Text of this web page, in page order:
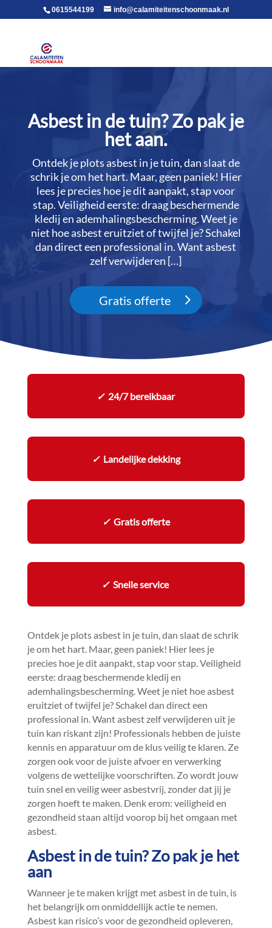
voor in de body0615544199 info@calamiteitenschoonmaak.nl
Asbest in de tuin? Zo pak je
het aan.​
Ontdek je plots asbest in je tuin, dan slaat de
schrik je om het hart.​ Maar, geen paniek! Hier
lees je precies hoe je dit aanpakt, stap voor
stap.​ Veiligheid eerste: draag beschermende
kledij en ademhalingsbescherming.​ Weet je
niet hoe asbest eruitziet of twijfel je? Schakel
dan direct een professional in.​ Want asbest
zelf verwijderen […]
Gratis offerte
✓24/7 bereikbaar
✓ Landelijke dekking
✓Gratis offerte
✓Snelle service
Ontdek je plots asbest in je tuin, dan slaat de schrik
je om het hart.​ Maar, geen paniek! Hier lees je
precies hoe je dit aanpakt, stap voor stap.​ Veiligheid
eerste: draag beschermende kledij en
ademhalingsbescherming.​ Weet je niet hoe asbest
eruitziet of twijfel je? Schakel dan direct een
professional in.​ Want asbest zelf verwijderen uit je
tuin kan riskant zijn! Professionals hebben de juiste
kennis en apparatuur om de klus veilig te klaren.​ Ze
zorgen ook voor de juiste afvoer en verwerking
volgens de wettelijke voorschriften.​ Zo wordt jouw
tuin snel en veilig weer asbestvrij, zonder dat jij je
zorgen hoeft te maken.​ Denk erom: veiligheid en
gezondheid staan altijd voorop bij het omgaan met
asbest.​
Asbest in de tuin? Zo pak je het
aan
Wanneer je te maken krijgt met asbest in de tuin, is
het belangrijk om onmiddellijk actie te nemen.​
Asbest kan risico’s voor de gezondheid opleveren,